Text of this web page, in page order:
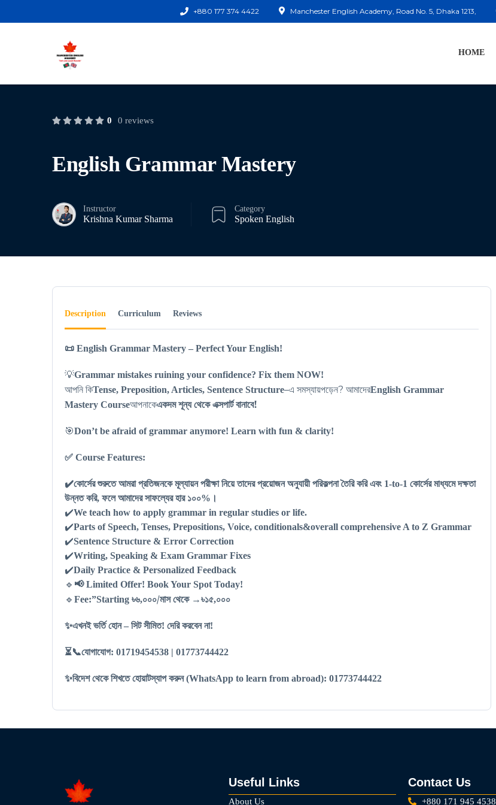
Manchester English Academy, Road No. 5, Dhaka 1213,
+880 177 374 4422
HOME
0 0 reviews
English Grammar Mastery
Instructor
Krishna Kumar Sharma
Category
Spoken English
Description Curriculum Reviews
📜 English Grammar Mastery – Perfect Your English!
💡Grammar mistakes ruining your confidence? Fix them NOW!
আপনি কিTense, Preposition, Articles, Sentence Structure–এ সমস্যায়পড়েন? আমাদেরEnglish Grammar
Mastery Courseআপনাকেএকদম শূন্য থেকে এক্সপার্ট বানাবে!
🎯Don’t be afraid of grammar anymore! Learn with fun & clarity!
✅ Course Features:
✔️কোর্সের শুরুতে আমরা প্রতিজনকে মূল্যায়ন পরীক্ষা নিয়ে তাদের প্রয়োজন অনুযায়ী পরিকল্পনা তৈরি করি এবং 1-to-1 কোর্সের মাধ্যমে দক্ষতা
উন্নত করি, ফলে আমাদের সাফল্যের হার ১০০%।
✔️We teach how to apply grammar in regular studies or life.
✔️Parts of Speech, Tenses, Prepositions, Voice, conditionals&overall comprehensive A to Z Grammar
✔️Sentence Structure & Error Correction
✔️Writing, Speaking & Exam Grammar Fixes
✔️Daily Practice & Personalized Feedback
🔹 📢Limited Offer! Book Your Spot Today!
🔹 Fee:”Starting ৳৬,০০০/মাস থেকে →৳১৫,০০০
✨এখনই ভর্তি হোন – সিট সীমিত! দেরি করবেন না!
⏳📞যোগাযোগ: 01719454538 | 01773744422
✨বিদেশ থেকে শিখতে হোয়াটস্যাপ করুন (WhatsApp to learn from abroad): 01773744422
Useful Links
About Us
Contact Us
+880 171 945 4538